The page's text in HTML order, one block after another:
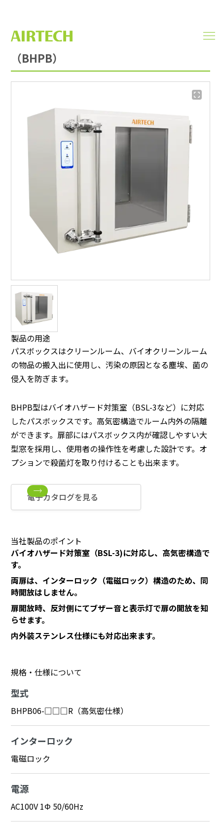
バイオハザード対策型パスボックス
（BHPB）
製品の用途
パスボックスはクリーンルーム、バイオクリーンルーム
の物品の搬入出に使用し、汚染の原因となる塵埃、菌の
侵入を防ぎます。
BHPB型はバイオハザード対策室（BSL-3など）に対応
したパスボックスです。高気密構造でルーム内外の隔離
ができます。扉部にはパスボックス内が確認しやすい大
型窓を採用し、使用者の操作性を考慮した設計です。オ
プションで殺菌灯を取り付けることも出来ます。
電子カタログを見る
当社製品のポイント
バイオハザード対策室（BSL-3)に対応し、高気密構造で
す。
両扉は、インターロック（電磁ロック）構造のため、同
時開放はしません。
扉開放時、反対側にてブザー音と表示灯で扉の開放を知
らせます。
内外装ステンレス仕様にも対応出来ます。
規格・仕様について
型式
BHPB06-□□□R（高気密仕様）
インターロック
電磁ロック
電源
AC100V 1Φ 50/60Hz